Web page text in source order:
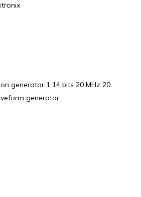
generator 1 14 bits 20 MHz 20
generator